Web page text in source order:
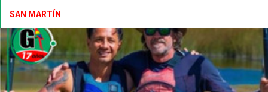
SAN MARTÍN